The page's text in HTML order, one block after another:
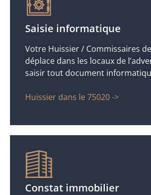
Saisie informatique
Votre Huissier / Commissaires
déplace dans les locaux de
saisir tout document
Huissier dans le 75020 ->
Constat immobilier